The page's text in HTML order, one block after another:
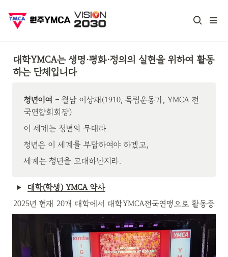
대학YMCA는 생명·평화·정의의 실현을 위하여 활동
하는 단체입니다
청년이여 - 월남 이상재(1910, 독립운동가, YMCA 전
국연합회회장)
이 세계는 청년의 무대라
청년은 이 세계를 부담하여야 하겠고,
세계는 청년을 고대하난지라.
대학(학생) YMCA 약사
2025년 현재 20개 대학에서 대학YMCA전국연맹으로 활동중